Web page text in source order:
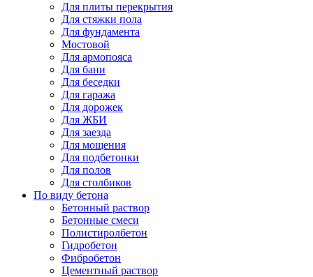
Для плиты перекрытия
Для стяжки пола
Для фундамента
Мостовой
Для армопояса
Для бани
Для беседки
Для гаража
Для дорожек
Для ЖБИ
Для заезда
Для мощения
Для подбетонки
Для полов
Для столбиков
По виду бетона
Бетонный раствор
Бетонные смеси
Полистиролбетон
Гидробетон
Фибробетон
Цементный раствор